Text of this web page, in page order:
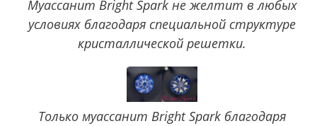
Муассанит Bright Spark не желтит в любых
условиях благодаря специальной структуре
кристаллической решетки.
Только муассанит Bright Spark благодаря